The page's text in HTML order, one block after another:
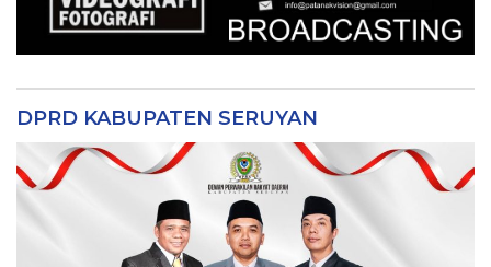
DPRD KABUPATEN SERUYAN